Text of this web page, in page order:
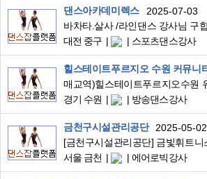
댄스아카데미렉스
2025-07-03
대전 중구
스포츠댄스강사
경기 수원
방송댄스강사
금천구시설관리공단
2025-05-02
서울 금천
에어로빅강사